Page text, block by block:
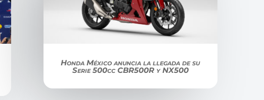
Honda México anuncia la llegada de su
Serie 500cc CBR500R y NX500